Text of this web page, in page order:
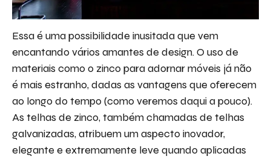
Essa é uma possibilidade inusitada que vem
encantando vários amantes de design. O uso de
materiais como o zinco para adornar móveis já não
é mais estranho, dadas as vantagens que oferecem
ao longo do tempo (como veremos daqui a pouco).
As telhas de zinco, também chamadas de telhas
galvanizadas, atribuem um aspecto inovador,
elegante e extremamente leve quando aplicadas